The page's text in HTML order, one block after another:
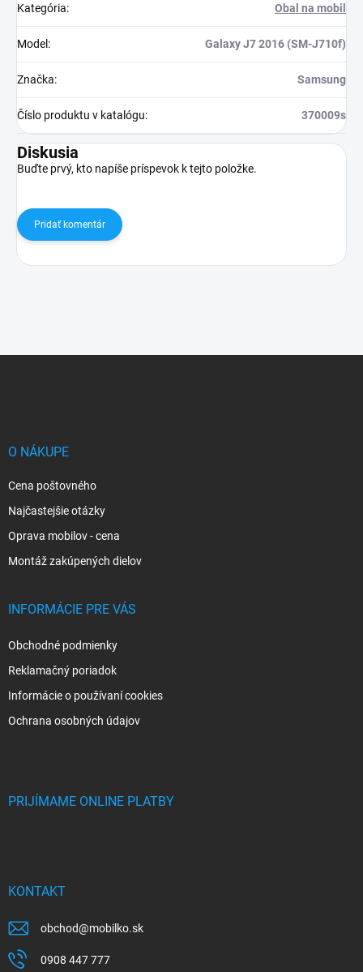
Kategória: Obal na mobil
Model : Galaxy J7 2016 (SM-J710f)
Značka: Samsung
Číslo produktu v katalógu: 370009s
Diskusia
Buďte prvý, kto napíše príspevok k tejto položke.
Pridať komentár
O NÁKUPE
Cena poštovného
Najčastejšie otázky
Oprava mobilov - cena
Montáž zakúpených dielov
INFORMÁCIE PRE VÁS
Obchodné podmienky
Reklamačný poriadok
Informácie o používaní cookies
Ochrana osobných údajov
PRIJÍMAME ONLINE PLATBY
KONTAKT
obchod@mobilko.sk
0908 447 777